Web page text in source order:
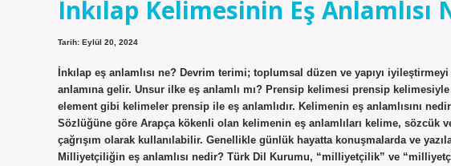
Inkılap Kelimesinin Eş Anlamlısı
Tarih: Eylül 20, 2024
İnkılap eş anlamlısı ne? Devrim terimi; toplumsal düzen ve yapıyı
anlamına gelir. Unsur ilke eş anlamlı mı? Prensip kelimesi prensip kelimesiyle
element gibi kelimeler prensip ile eş anlamlıdır. Kelimenin eş anlamlısını
Sözlüğüne göre Arapça kökenli olan kelimenin eş anlamlıları kelime, sözcük
çağrışım olarak kullanılabilir. Genellikle günlük hayatta konuşmalarda ve
Milliyetçiliğin eş anlamlısı nedir? Türk Dil Kurumu, “milliyetçilik” ve